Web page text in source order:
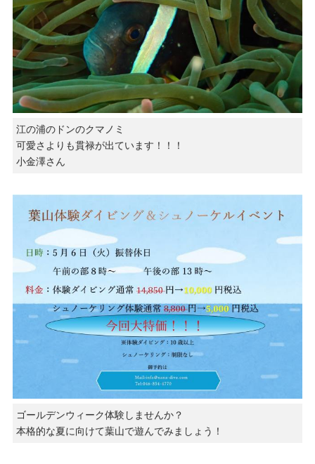
江の浦のドンのクマノミ
可愛さよりも貫禄が出ています！！！
小金澤さん
ゴールデンウィーク体験しませんか？
本格的な夏に向けて葉山で遊んでみましょう！